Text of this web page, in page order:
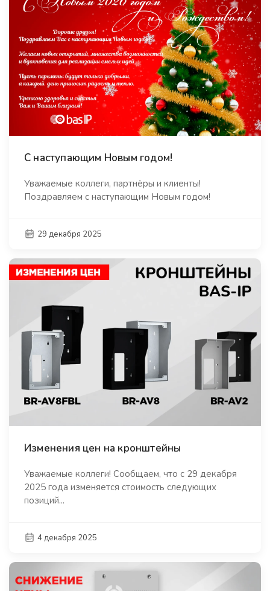
С наступающим Новым годом!
Уважаемые коллеги, партнёры и клиенты!
Поздравляем с наступающим Новым годом!
29 декабря 2025
Изменения цен на кронштейны
Уважаемые коллеги! Сообщаем, что с 29 декабря
2025 года изменяется стоимость следующих
позиций...
4 декабря 2025